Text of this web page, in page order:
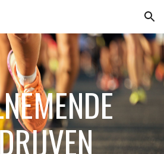
Skip to navigation